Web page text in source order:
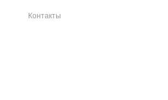
Контакты